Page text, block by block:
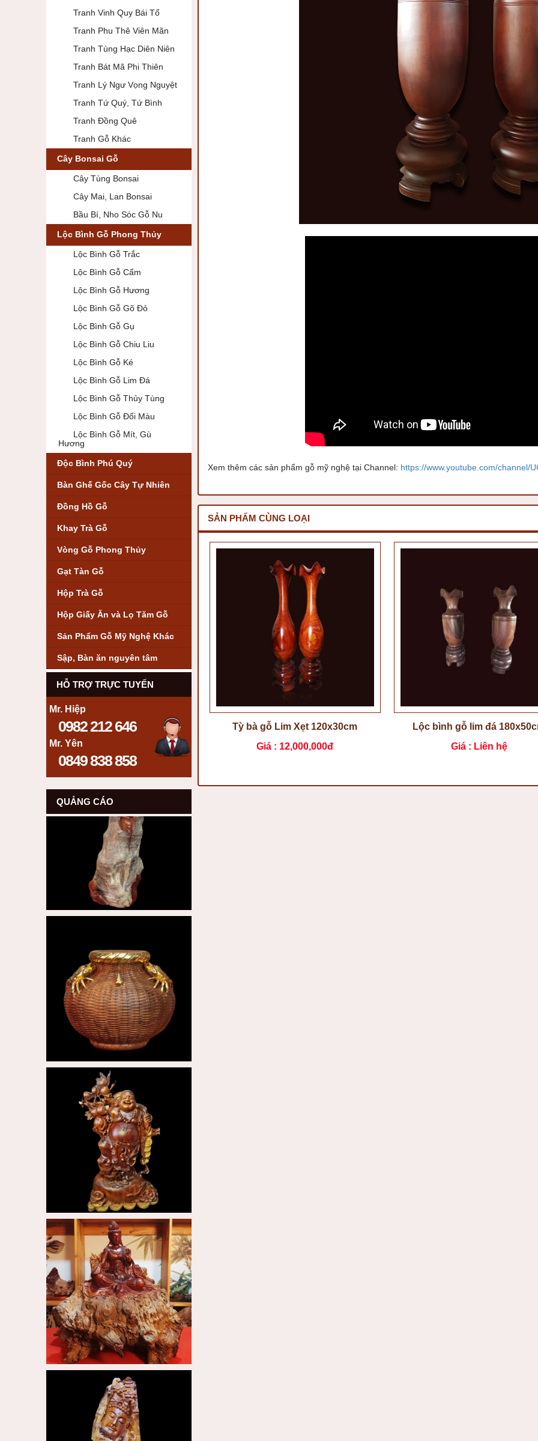
Tranh Vinh Quy Bái Tổ
Tranh Phu Thê Viên Mãn
Tranh Tùng Hạc Diên Niên
Tranh Bát Mã Phi Thiên
Tranh Lý Ngư Vọng Nguyệt
Tranh Tứ Quý, Tứ Bình
Tranh Đồng Quê
Tranh Gỗ Khác
Cây Bonsai Gỗ
Cây Tùng Bonsai
Cây Mai, Lan Bonsai
Bầu Bí, Nho Sóc Gỗ Nu
Lộc Bình Gỗ Phong Thủy
Lộc Bình Gỗ Trắc
Lộc Bình Gỗ Cẩm
Lộc Bình Gỗ Hương
Lộc Bình Gỗ Gõ Đỏ
Lộc Bình Gỗ Gụ
Lộc Bình Gỗ Chiu Liu
Lộc Bình Gỗ Ké
Lộc Bình Gỗ Lim Đá
Lộc Bình Gỗ Thủy Tùng
Lộc Bình Gỗ Đổi Màu
Lộc Bình Gỗ Mít, Gù
Hương
Độc Bình Phú Quý
Bàn Ghế Gốc Cây Tự Nhiên
Đồng Hồ Gỗ
Khay Trà Gỗ
Vòng Gỗ Phong Thủy
Gạt Tàn Gỗ
Hộp Trà Gỗ
Hộp Giấy Ăn và Lọ Tăm Gỗ
Sản Phẩm Gỗ Mỹ Nghệ Khác
Sập, Bàn ăn nguyên tâm
HỖ TRỢ TRỰC TUYẾN
Mr. Hiệp
0982 212 646
Mr. Yên
0849 838 858
QUẢNG CÁO
Xem thêm các sản phẩm gỗ mỹ nghệ tại Channel: https://www.youtube.com/channel/
SẢN PHẨM CÙNG LOẠI
Tỳ bà gỗ Lim Xẹt 120x30cm
Giá : 12,000,000đ
Lộc bình gỗ lim đá
Giá : Liên hệ